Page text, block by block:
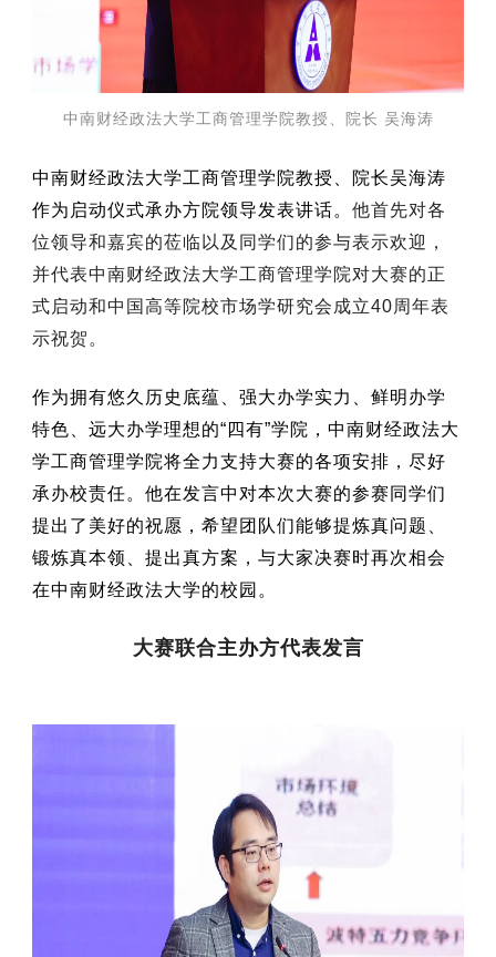
中南财经政法大学工商管理学院教授、院长 吴海涛
中南财经政法大学工商管理学院教授、院长吴海涛
作为启动仪式承办方院领导发表讲话。 他首先对各
位领导和嘉宾的莅临以及同学们的参与表示欢迎，
并代表中南财经政法大学工商管理学院对大赛的正
式启动和中国高等院校市场学研究会成立40周年表
示祝贺。
作为拥有悠久历史底蕴、强大办学实力、鲜明办学
特色、远大办学理想的“四有”学院，中南财经政法大
学工商管理学院将全力支持大赛的各项安排，尽好
承办校责任。他在发言中对本次大赛的参赛同学们
提出了美好的祝愿，希望团队们能够提炼真问题、
锻炼真本领、提出真方案，与大家决赛时再次相会
在中南财经政法大学的校园。
大赛联合主办方代表发言